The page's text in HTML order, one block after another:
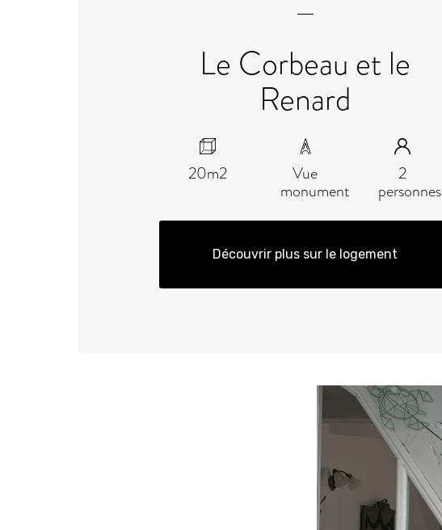
Le Corbeau et le
Renard
20m2 Vue
monument
2
personnes
Découvrir plus sur le logement